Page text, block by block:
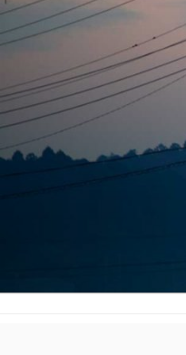
コ
ン
ツ
へ
キ